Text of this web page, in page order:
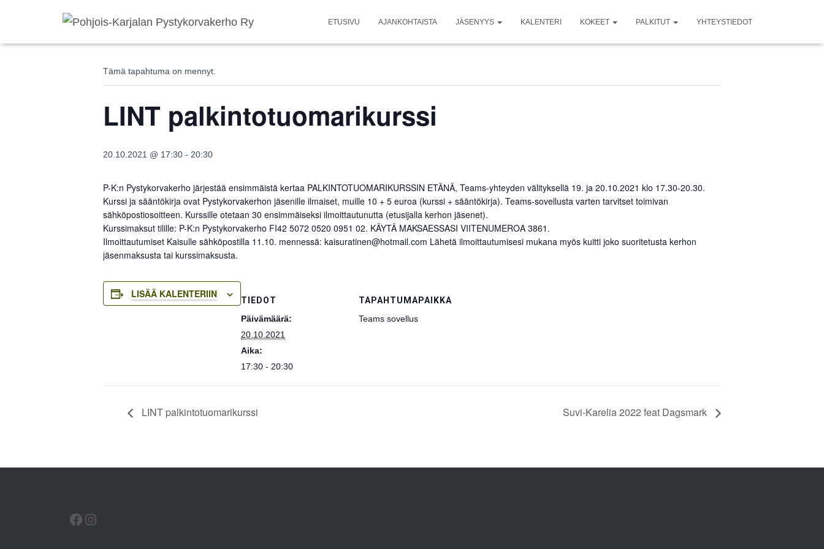
ETUSIVU AJANKOHTAISTA JÄSENYYS KALENTERI KOKEET PALKITUT YHTEYSTIEDOT
« Kaikki Tapahtumat
Tämä tapahtuma on mennyt.
LINT palkintotuomarikurssi
20.10.2021 @ 17:30 - 20:30
P-K:n Pystykorvakerho järjestää ensimmäistä kertaa PALKINTOTUOMARIKURSSIN ETÄNÄ, Teams-yhteyden välityksellä 19. ja 20.10.2021 klo 17.30-20.30.
Kurssi ja sääntökirja ovat Pystykorvakerhon jäsenille ilmaiset, muille 10 + 5 euroa (kurssi + sääntökirja). Teams-sovellusta varten tarvitset toimivan
sähköpostiosoitteen. Kurssille otetaan 30 ensimmäiseksi ilmoittautunutta (etusijalla kerhon jäsenet).
Kurssimaksut tilille: P-K:n Pystykorvakerho FI42 5072 0520 0951 02. KÄYTÄ MAKSAESSASI VIITENUMEROA 3861.
Ilmoittautumiset Kaisulle sähköpostilla 11.10. mennessä: kaisuratinen@hotmail.com Lähetä ilmoittautumisesi mukana myös kuitti joko suoritetusta kerhon
jäsenmaksusta tai kurssimaksusta.
LISÄÄ KALENTERIIN
TIEDOT
Päivämäärä:
20.10.2021
Aika:
17:30 - 20:30
TAPAHTUMAPAIKKA
Teams sovellus
LINT palkintotuomarikurssi Suvi-Karelia 2022 feat Dagsmark
FACEBOOK